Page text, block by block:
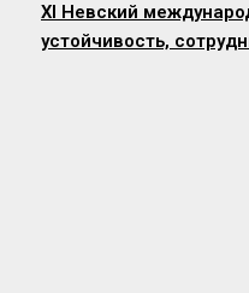
XI Невский
устойчивость,